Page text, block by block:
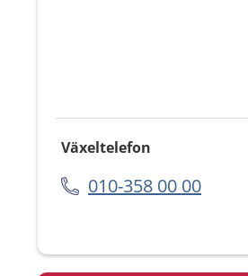
Växeltelefon
010-358 00 00